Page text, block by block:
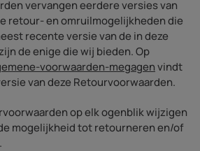
vervangen eerdere versies van
retour- en omruilmogelijkheden die
recente versie van de in deze
de enige die wij bieden. Op
voorwaarden-megagenvindt
van deze Retourvoorwaarden.
op elk ogenblik wijzigen
mogelijkheid tot retourneren en/of